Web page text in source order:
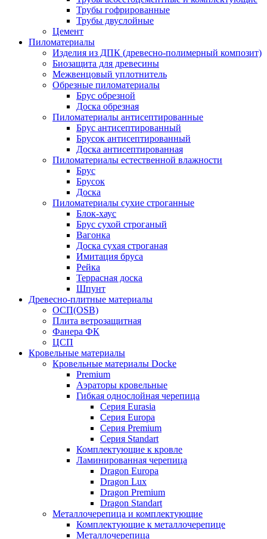
Трубы гофрированные
Трубы двуслойные
Цемент
Пиломатериалы
Изделия из ДПК (древесно-полимерный композит)
Биозащита для древесины
Межвенцовый уплотнитель
Обрезные пиломатериалы
Брус обрезной
Доска обрезная
Пиломатериалы антисептированные
Брус антисептированный
Брусок антисептированный
Доска антисептированная
Пиломатериалы естественной влажности
Брус
Брусок
Доска
Пиломатериалы сухие строганные
Блок-хаус
Брус сухой строганый
Вагонка
Доска сухая строганая
Имитация бруса
Рейка
Террасная доска
Шпунт
Древесно-плитные материалы
ОСП(OSB)
Плита ветрозащитная
Фанера ФК
ЦСП
Кровельные материалы
Кровельные материалы Docke
Premium
Аэраторы кровельные
Гибкая однослойная черепица
Серия Eurasia
Серия Europa
Серия Premium
Серия Standart
Комплектующие к кровле
Ламинированная черепица
Dragon Europa
Dragon Lux
Dragon Premium
Dragon Standart
Металлочерепица и комплектующие
Комплектующие к металлочерепице
Металлочерепица